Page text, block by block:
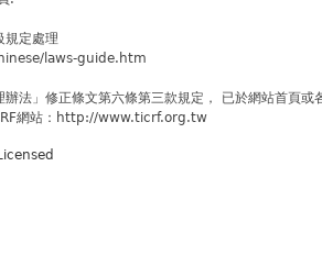
規定處理
laws-guide.htm
法」修正條文第六條第三款規定， 已於網站首頁
網站：http://www.ticrf.org.tw